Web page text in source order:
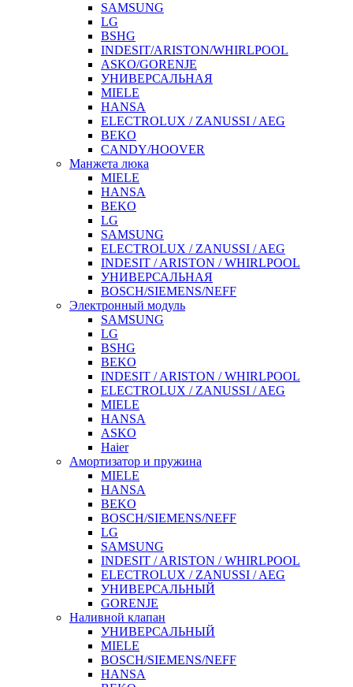
SAMSUNG
LG
BSHG
INDESIT/ARISTON/WHIRLPOOL
ASKO/GORENJE
УНИВЕРСАЛЬНАЯ
MIELE
HANSA
ELECTROLUX / ZANUSSI / AEG
BEKO
CANDY/HOOVER
Манжета люка
MIELE
HANSA
BEKO
LG
SAMSUNG
ELECTROLUX / ZANUSSI / AEG
INDESIT / ARISTON / WHIRLPOOL
УНИВЕРСАЛЬНАЯ
BOSCH/SIEMENS/NEFF
Электронный модуль
SAMSUNG
LG
BSHG
BEKO
INDESIT / ARISTON / WHIRLPOOL
ELECTROLUX / ZANUSSI / AEG
MIELE
HANSA
ASKO
Haier
Амортизатор и пружина
MIELE
HANSA
BEKO
BOSCH/SIEMENS/NEFF
LG
SAMSUNG
INDESIT / ARISTON / WHIRLPOOL
ELECTROLUX / ZANUSSI / AEG
УНИВЕРСАЛЬНЫЙ
GORENJE
Наливной клапан
УНИВЕРСАЛЬНЫЙ
MIELE
BOSCH/SIEMENS/NEFF
HANSA